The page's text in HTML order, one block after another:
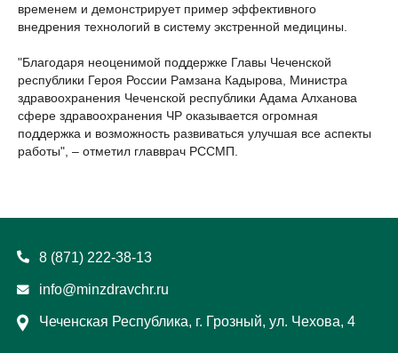
временем и демонстрирует пример эффективного
внедрения технологий в систему экстренной медицины.
"Благодаря неоценимой поддержке Главы Чеченской
республики Героя России Рамзана Кадырова, Министра
здравоохранения Чеченской республики Адама Алханова
сфере здравоохранения ЧР оказывается огромная
поддержка и возможность развиваться улучшая все аспекты
работы", – отметил главврач РССМП.
8 (871) 222-38-13
info@minzdravchr.ru
Чеченская Республика, г. Грозный, ул. Чехова, 4